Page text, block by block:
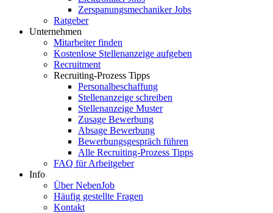
Zerspanungsmechaniker Jobs
Ratgeber
Unternehmen
Mitarbeiter finden
Kostenlose Stellenanzeige aufgeben
Recruitment
Recruiting-Prozess Tipps
Personalbeschaffung
Stellenanzeige schreiben
Stellenanzeige Muster
Zusage Bewerbung
Absage Bewerbung
Bewerbungsgespräch führen
Alle Recruiting-Prozess Tipps
FAQ für Arbeitgeber
Info
Über NebenJob
Häufig gestellte Fragen
Kontakt